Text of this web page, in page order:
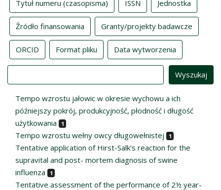
Tytuł numeru (czasopisma) ISSN Jednostka
Źródło finansowania Granty/projekty badawcze
ORCID Format pliku Data wytworzenia
Tempo wzrostu jałowic w okresie wychowu a ich
późniejszy pokrój, produkcyjność, płodność i długość
użytkowania
1
Tempo wzrostu wełny owcy długowełnistej 1
Tentative application of Hirst-Salk's reaction for the
supravital and post- mortem diagnosis of swine
influenza
1
Tentative assessment of the performance of 2½ year-